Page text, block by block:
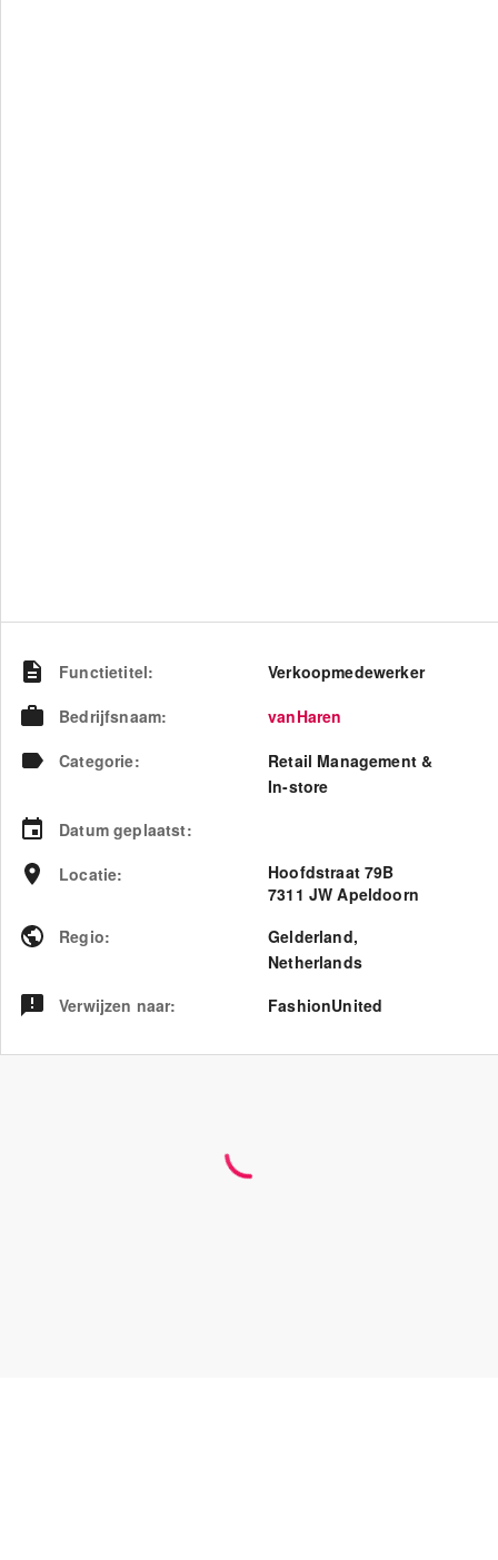
Functietitel:
Verkoopmedewerker
Bedrijfsnaam:
vanHaren
Categorie:
Retail Management &
In-store
Datum geplaatst:
Locatie:
Hoofdstraat 79B
7311 JW Apeldoorn
Regio: Gelderland,
Netherlands
Verwijzen naar: FashionUnited